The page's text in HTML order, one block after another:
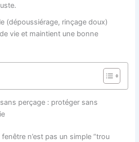
(dépoussiérage, rinçage doux)
vie et maintient une bonne
perçage : protéger sans
n’est pas un simple “trou